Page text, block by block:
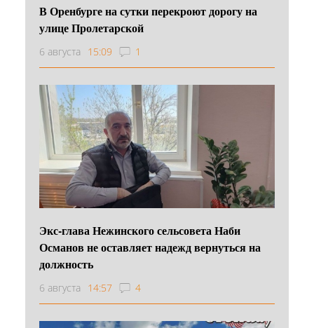
В Оренбурге на сутки перекроют дорогу на
улице Пролетарской
6 августа 15:09 1
Экс-глава Нежинского сельсовета Наби
Османов не оставляет надежд вернуться на
должность
6 августа 14:57 4